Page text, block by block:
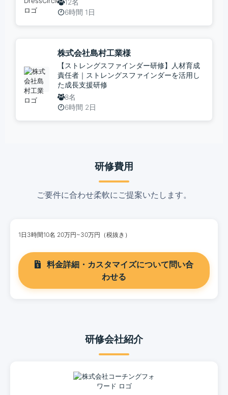
12名
6時間 1日
株式会社島村工業様
【ストレングスファインダー研修】人材育成
責任者｜ストレングスファインダーを活用し
た成長支援研修
8名
6時間 2日
研修費用
ご要件に合わせ柔軟にご提案いたします。
1日3時間10名 20万円~30万円（税抜き）
料金詳細・カスタマイズについて問い合
わせる
研修会社紹介